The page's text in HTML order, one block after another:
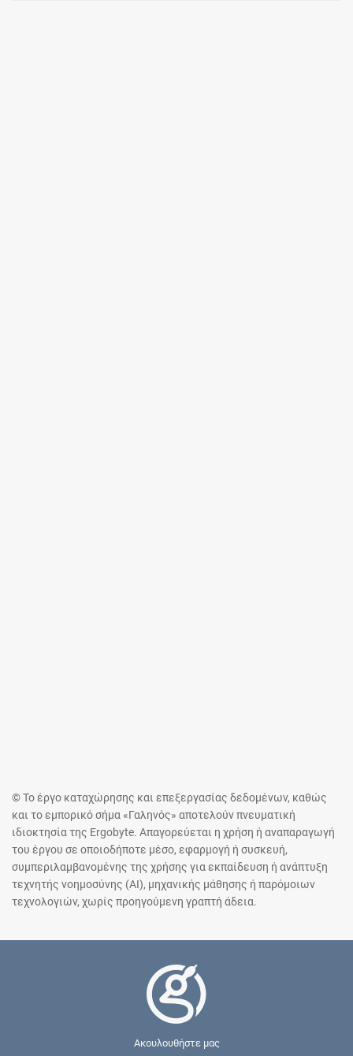
© Το έργο καταχώρησης και επεξεργασίας δεδομένων, καθώς
και το εμπορικό σήμα «Γαληνός» αποτελούν πνευματική
ιδιοκτησία της Ergobyte. Απαγορεύεται η χρήση ή αναπαραγωγή
του έργου σε οποιοδήποτε μέσο, εφαρμογή ή συσκευή,
συμπεριλαμβανομένης της χρήσης για εκπαίδευση ή ανάπτυξη
τεχνητής νοημοσύνης (AI), μηχανικής μάθησης ή παρόμοιων
τεχνολογιών, χωρίς προηγούμενη γραπτή άδεια.
Ακουλουθήστε μας